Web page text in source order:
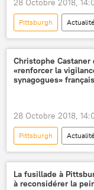
Pittsburgh
États-Unis
meurtre
Christophe Castaner
«renforcer la
synagogues»
28 Octobre 2018,
Pittsburgh
Christophe Castaner
fusillade
La fusillade à
à reconsidérer la